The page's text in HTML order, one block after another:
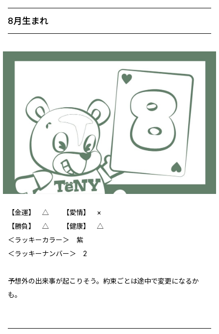
8月生まれ
【金運】 ‪△ 【愛情】 ×
【勝負】 △ 【健康】 △
＜ラッキーカラー＞ 紫
＜ラッキーナンバー＞ 2
予想外の出来事が起こりそう。約束ごとは途中で変更になるか
も。